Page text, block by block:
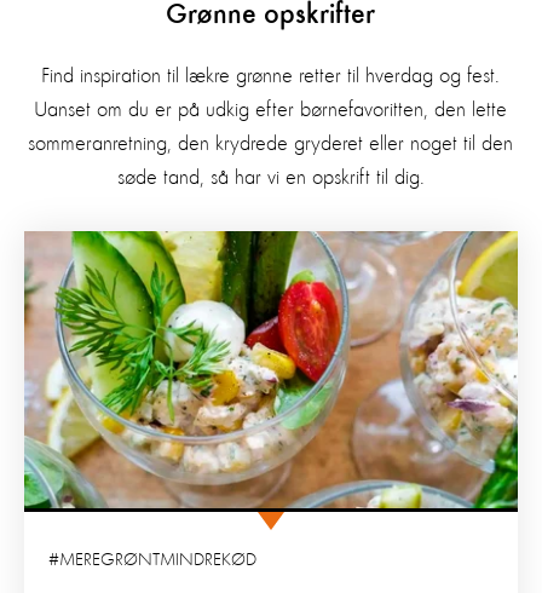
Grønne opskrifter
Find inspiration til lækre grønne retter til hverdag og fest.
Uanset om du er på udkig efter børnefavoritten, den lette
sommeranretning, den krydrede gryderet eller noget til den
søde tand, så har vi en opskrift til dig.
#MEREGRØNTMINDREKØD